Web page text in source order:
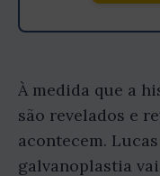
À medida que a
são revelados e
acontecem.
galvanoplastia